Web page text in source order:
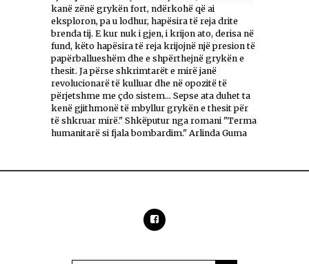
kanë zënë grykën fort, ndërkohë që ai
eksploron, pa u lodhur, hapësira të reja drite
brenda tij. E kur nuk i gjen, i krijon ato, derisa në
fund, këto hapësira të reja krijojnë një presion të
papërballueshëm dhe e shpërthejnë grykën e
thesit. Ja përse shkrimtarët e mirë janë
revolucionarë të kulluar dhe në opozitë të
përjetshme me çdo sistem... Sepse ata duhet ta
kenë gjithmonë të mbyllur grykën e thesit për
të shkruar mirë." Shkëputur nga romani "Terma
humanitarë si fjala bombardim." Arlinda Guma